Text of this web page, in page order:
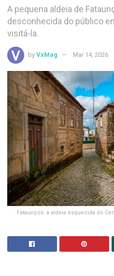
A pequena aldeia de
desconhecida do público
visitá-la.
by VxMag Mar 14, 2026
Fataunços: a aldeia esquecida do